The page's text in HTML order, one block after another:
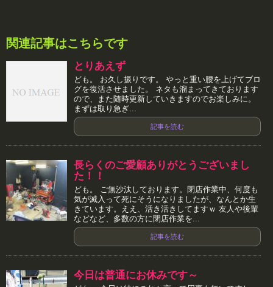
関連記事はこちらです
とりあえず
ども。 お久し振りです。 やっと重い腰を上げてブロ
グを復活させました。 ネタも溜まってきております
ので、また随時更新していきますのでお楽しみに。
まずは取り急ぎ...
記事を読む
長らくのご愛顧ありがとうございまし
た！！
ども。 ご無沙汰しております。閉店作業中、何度も
気が滅入って死にそうになりましたが、なんとか生
きています。ええ、活き活きしてますｗ 友人や後輩
などなど、多数の方に閉店作業を...
記事を読む
今日は普通にお休みです～